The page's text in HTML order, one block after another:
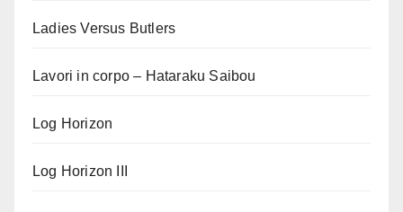
Ladies Versus Butlers
Lavori in corpo – Hataraku Saibou
Log Horizon
Log Horizon III